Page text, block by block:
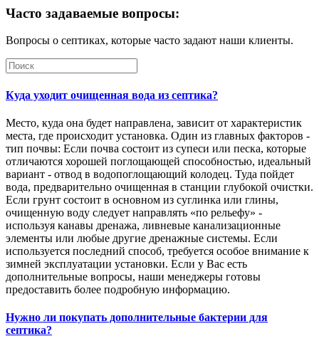
Часто задаваемые вопросы:
Вопросы о септиках, которые часто задают наши клиенты.
Куда уходит очищенная вода из септика?
Место, куда она будет направлена, зависит от характеристик
места, где происходит установка. Один из главных факторов -
тип почвы: Если почва состоит из супеси или песка, которые
отличаются хорошей поглощающей способностью, идеальный
вариант - отвод в водопоглощающий колодец. Туда пойдет
вода, предварительно очищенная в станции глубокой очистки.
Если грунт состоит в основном из суглинка или глины,
очищенную воду следует направлять «по рельефу» -
используя канавы дренажа, ливневые канализационные
элементы или любые другие дренажные системы. Если
используется последний способ, требуется особое внимание к
зимней эксплуатации установки. Если у Вас есть
дополнительные вопросы, наши менеджеры готовы
предоставить более подробную информацию.
Нужно ли покупать дополнительные бактерии для
септика?